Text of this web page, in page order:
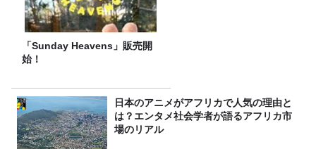
「Sunday Heavens」販売開
始！
日本のアニメがアフリカで人気の理由と
は？エンタメ社会学者が語るアフリカ市
場のリアル